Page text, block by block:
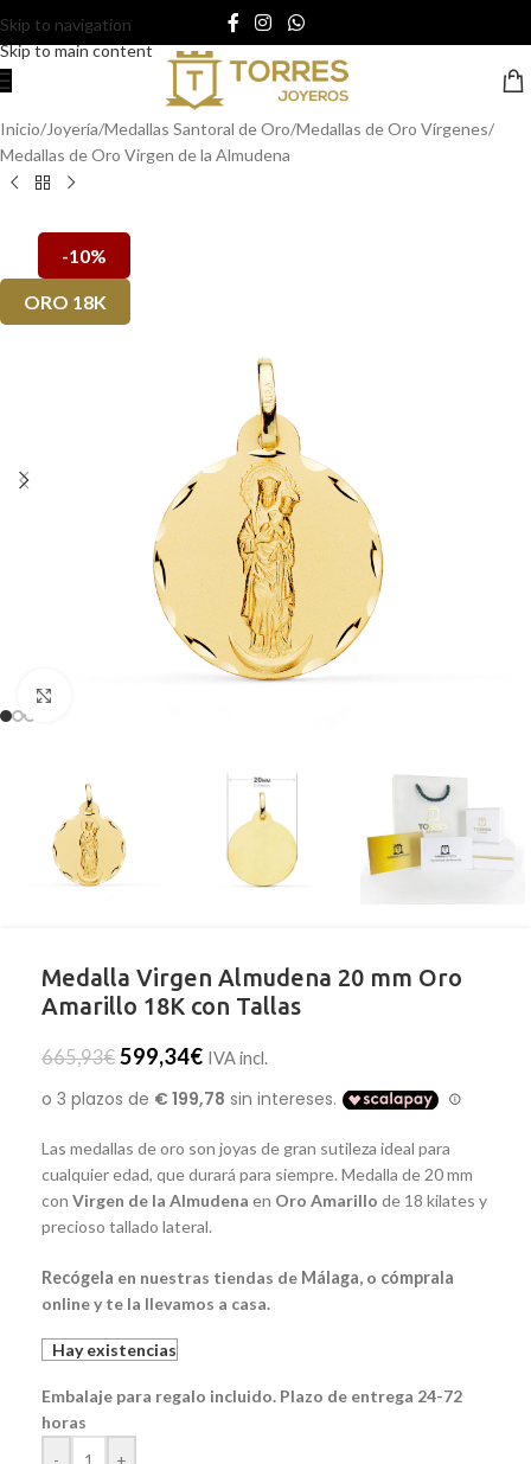
Skip to navigation
Skip to main content
Inicio/Joyería/Medallas Santoral de Oro/Medallas de Oro Vírgenes/
Medallas de Oro Virgen de la Almudena
-10%
ORO 18K
Medalla Virgen Almudena 20 mm Oro
Amarillo 18K con Tallas
665,93€ 599,34€ IVA incl.
Las medallas de oro son joyas de gran sutileza ideal para
cualquier edad, que durará para siempre. Medalla de 20 mm
con Virgen de la Almudena en Oro Amarillo de 18 kilates y
precioso tallado lateral.
Recógela en nuestras tiendas de Málaga, o cómprala
online y te la llevamos a casa.
Hay existencias
Embalaje para regalo incluido. Plazo de entrega 24-72
horas